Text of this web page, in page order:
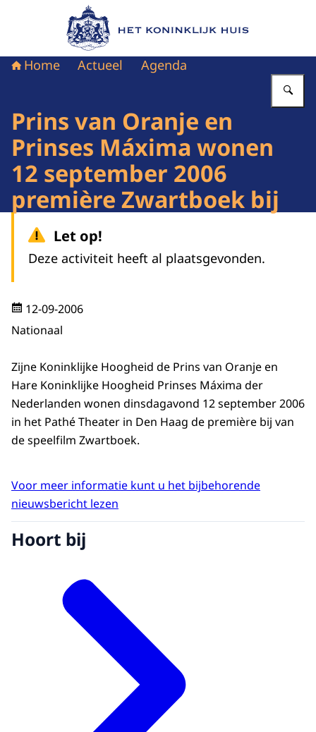
Naar de homepage van Het Koninklijk Huis
Home Actueel Agenda
Prins van Oranje en
Prinses Máxima wonen
12 september 2006
première Zwartboek bij
Let op!
Deze activiteit heeft al plaatsgevonden.
12-09-2006
Nationaal
Zijne Koninklijke Hoogheid de Prins van Oranje en
Hare Koninklijke Hoogheid Prinses Máxima der
Nederlanden wonen dinsdagavond 12 september 2006
in het Pathé Theater in Den Haag de première bij van
de speelfilm Zwartboek.
Voor meer informatie kunt u het bijbehorende
nieuwsbericht lezen
Hoort bij